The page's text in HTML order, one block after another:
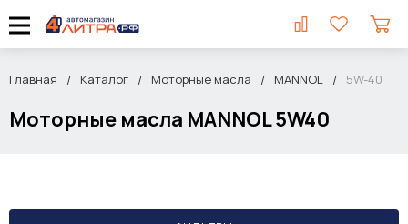
Главная Каталог Моторные масла MANNOL 5W-40
Моторные масла MANNOL 5W40